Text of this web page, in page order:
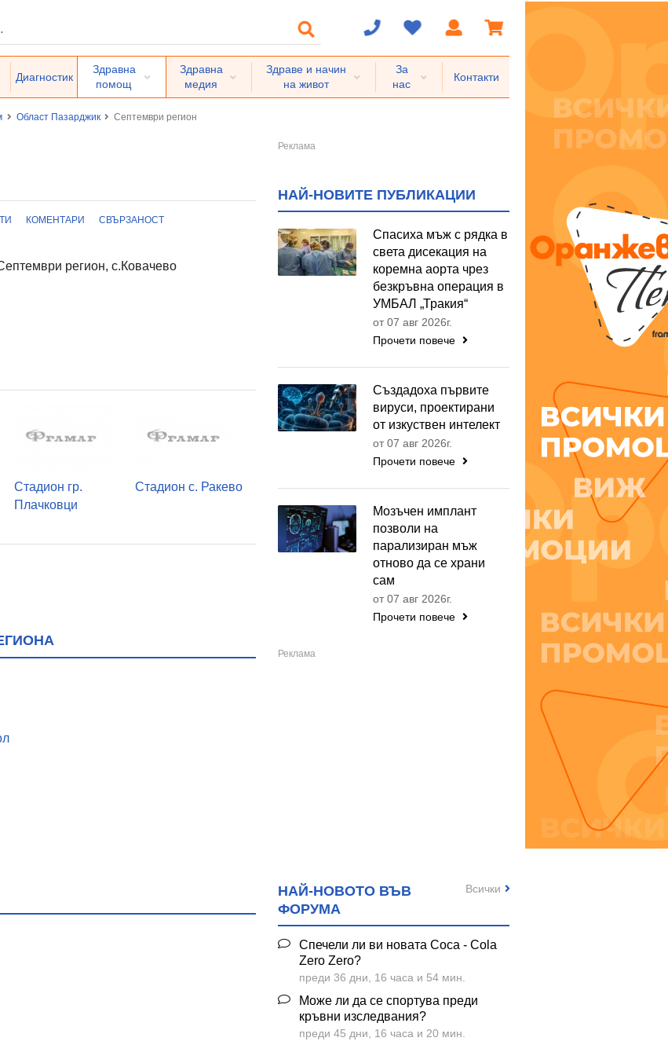
Диагностик
Здравна
помощ
Здравна
медия
Здраве и начин
на живот
За
нас
Контакти
Област Пазарджик Септември регион
КОМЕНТАРИ СВЪРЗАНОСТ
регион, с.Ковачево
Стадион гр.
Плачковци
Стадион с. Ракево
НАЙ-НОВИТЕ ПУБЛИКАЦИИ
Спасиха мъж с рядка в
света дисекация на
коремна аорта чрез
безкръвна операция в
УМБАЛ „Тракия“
от 07 авг 2026г.
Прочети повече
Създадоха първите
вируси, проектирани
от изкуствен интелект
от 07 авг 2026г.
Прочети повече
Мозъчен имплант
позволи на
парализиран мъж
отново да се храни
сам
от 07 авг 2026г.
Прочети повече
НАЙ-НОВОТО ВЪВ
ФОРУМА
Спечели ли ви новата Coca - Cola
Zero Zero?
преди 36 дни, 16 часа и 54 мин.
Може ли да се спортува преди
кръвни изследвания?
преди 45 дни, 16 часа и 20 мин.
Всички